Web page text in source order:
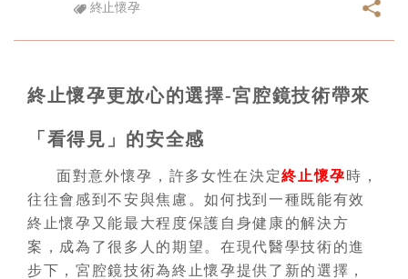
終止懷孕
終止懷孕更放心的選擇-宮腔鏡技術帶來
「看得見」的安全感
面對意外懷孕，許多女性在決定終止懷孕時，
往往會感到不安與焦慮。如何找到一種既能有效
終止懷孕又能最大程度保護自身健康的解決方
案，成為了很多人的期望。在現代醫學技術的進
步下，宮腔鏡技術為終止懷孕提供了新的選擇，